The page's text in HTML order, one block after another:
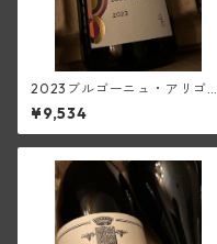
2023ブルゴーニュ・アリゴ
テ・スー・シャトレ(ピエー
ル・エ・ルイ・トラペ)
¥9,534